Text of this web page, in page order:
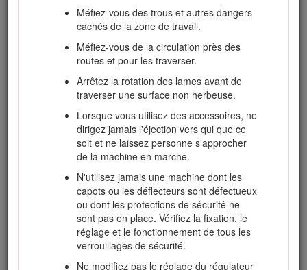
Méfiez-vous des trous et autres dangers
cachés de la zone de travail.
Méfiez-vous de la circulation près des
routes et pour les traverser.
Arrêtez la rotation des lames avant de
traverser une surface non herbeuse.
Lorsque vous utilisez des accessoires, ne
dirigez jamais l'éjection vers qui que ce
soit et ne laissez personne s'approcher
de la machine en marche.
N'utilisez jamais une machine dont les
capots ou les déflecteurs sont défectueux
ou dont les protections de sécurité ne
sont pas en place. Vérifiez la fixation, le
réglage et le fonctionnement de tous les
verrouillages de sécurité.
Ne modifiez pas le réglage du régulateur
fonctionnement.
Consignes de sécurité pour la
manipulation des carburants
des dommages matériels, manipulez
l'essence avec une extrême prudence.
L'essence est extrêmement inflammable et
ses vapeurs sont explosives.
Éteignez cigarettes, cigares, pipes et autres
sources d'étincelles.
Utilisez exclusivement un bidon à carburant
homologué.
N'enlevez jamais le bouchon du réservoir de
carburant et n'ajoutez jamais de carburant